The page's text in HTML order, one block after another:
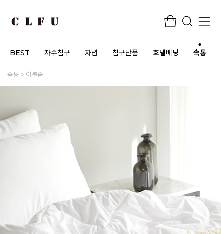
BEST 자수침구 차렵 침구단품 호텔베딩 속통
속통 이불솜